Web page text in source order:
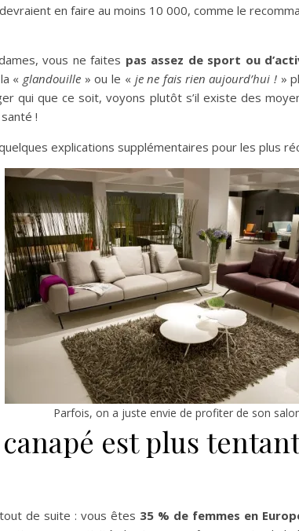
en faire au moins 10 000, comme le
vous ne faites pas assez de sport ou
« glandouille » ou le « je ne fais rien aujourd’hui !»
qui que ce soit, voyons plutôt s’il existe des
!
explications supplémentaires pour les plus
Parfois, on a juste envie de profiter de son
est plus
de suite : vous êtes 35 % de femmes en